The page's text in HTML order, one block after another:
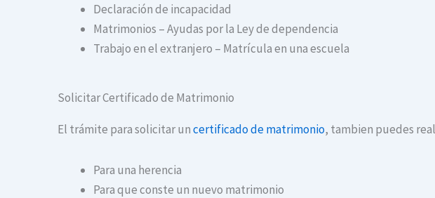
Declaración de incapacidad
Matrimonios – Ayudas por la Ley de dependencia
Trabajo en el extranjero – Matrícula en una escuela
Solicitar Certificado de Matrimonio
El trámite para solicitar uncertificado de matrimonio, tambien puedes
Para una herencia
Para que conste un nuevo matrimonio